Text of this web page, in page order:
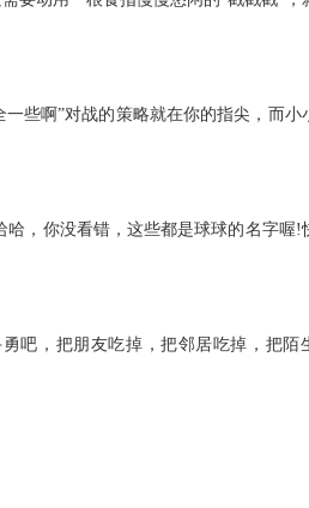
些啊”对战的策略就在你的指尖，而小
哈，你没看错，这些都是球球的名字喔!
吧，把朋友吃掉，把邻居吃掉，把陌